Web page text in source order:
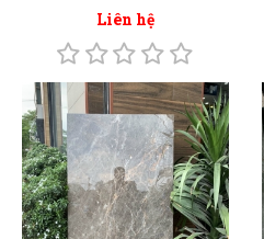
Liên hệ